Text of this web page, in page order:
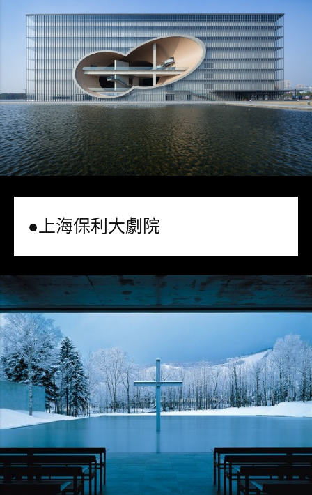
●上海保利大劇院